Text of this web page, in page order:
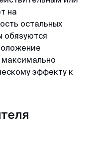
на
остальных
обязуются
эффекту к